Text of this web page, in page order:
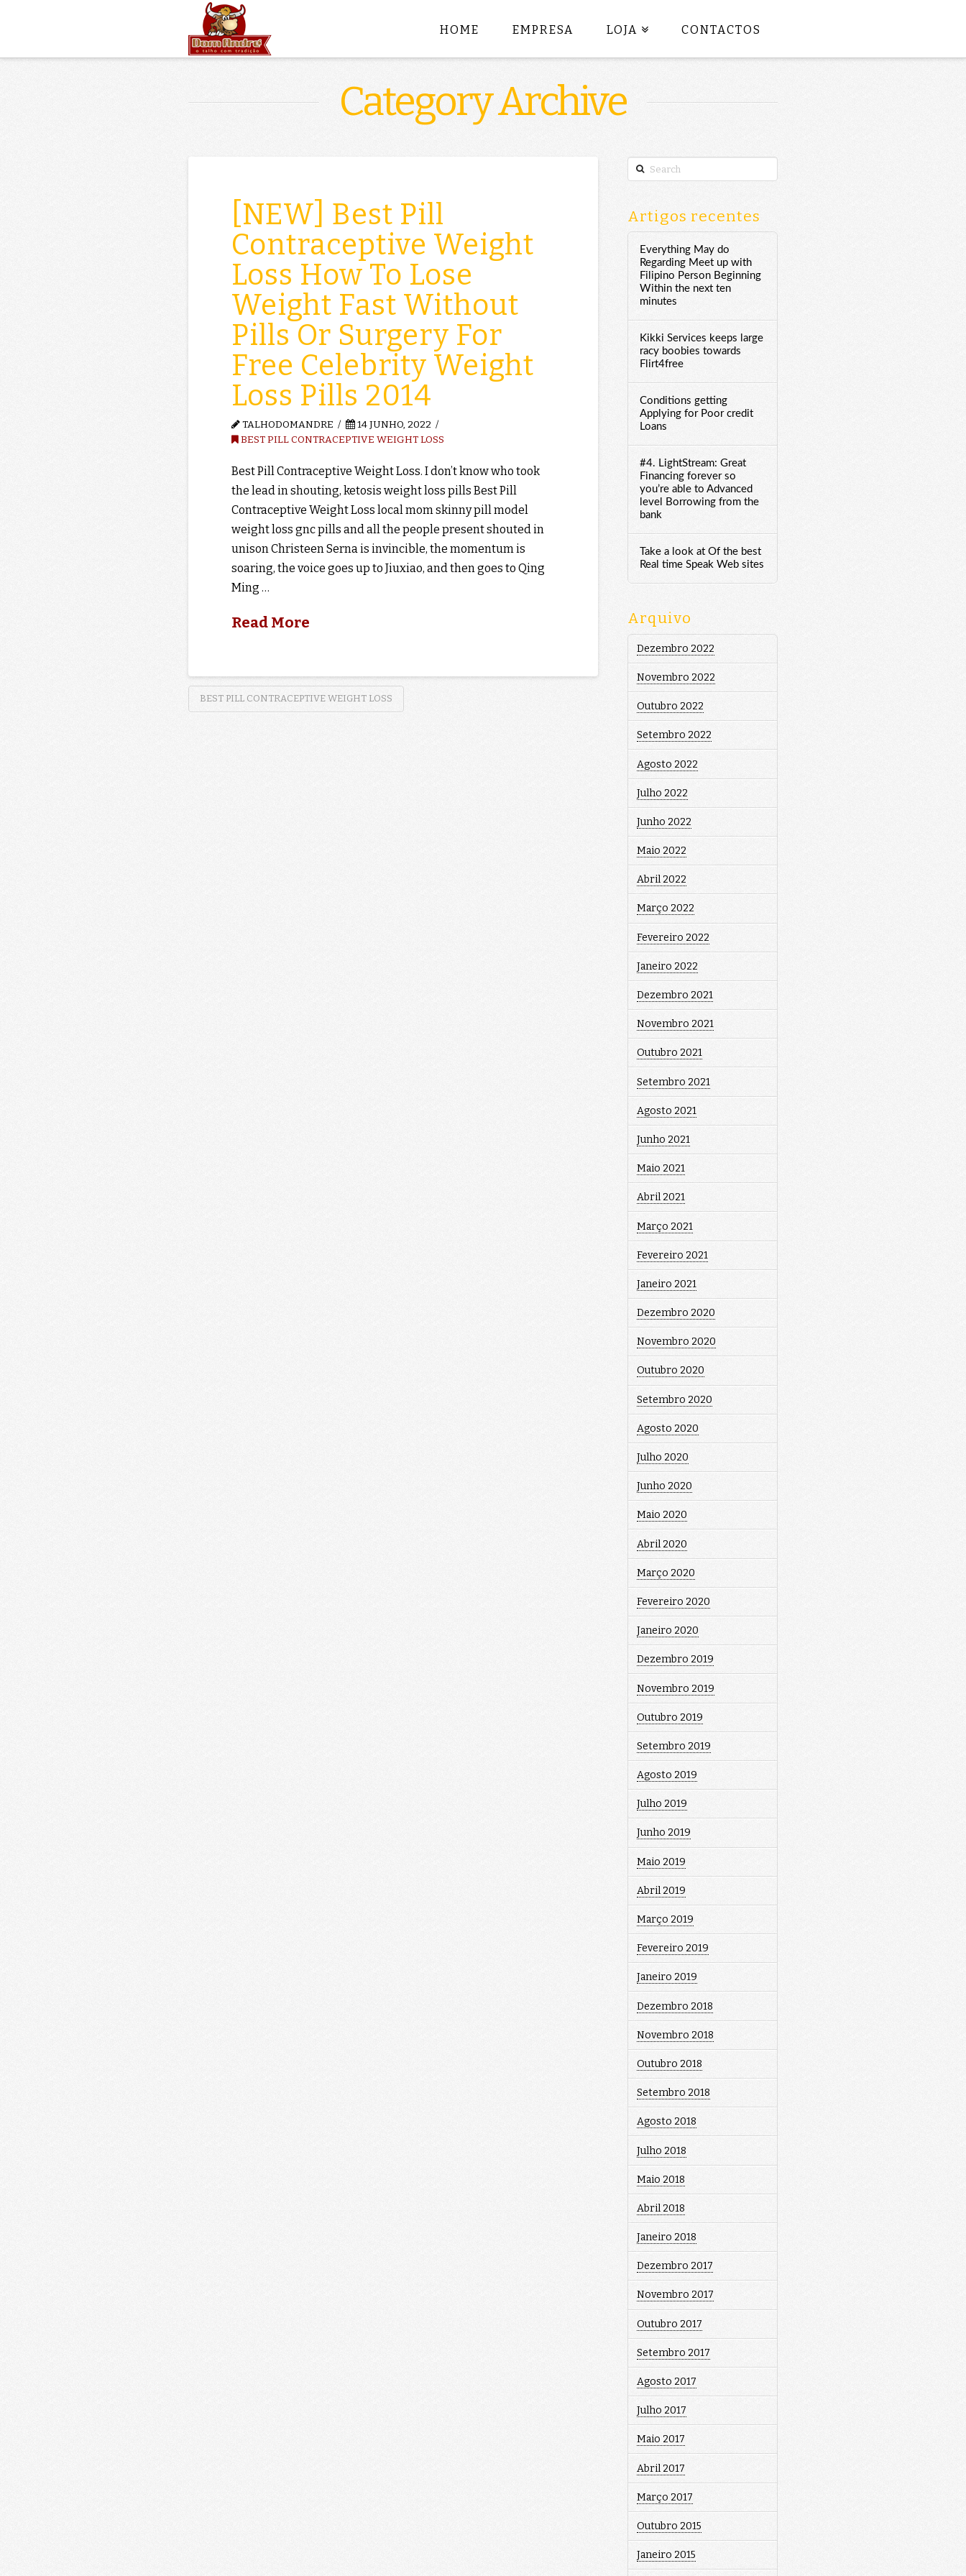
HOME EMPRESA LOJA CONTACTOS
Category Archive
[NEW] Best Pill
Contraceptive Weight
Loss How To Lose
Weight Fast Without
Pills Or Surgery For
Free Celebrity Weight
Loss Pills 2014
TALHODOMANDRE
14 JUNHO, 2022
BEST PILL CONTRACEPTIVE WEIGHT LOSS
Best Pill Contraceptive Weight Loss. I don’t know who took
the lead in shouting, ketosis weight loss pills Best Pill
Contraceptive Weight Loss local mom skinny pill model
weight loss gnc pills and all the people present shouted in
unison Christeen Serna is invincible, the momentum is
soaring, the voice goes up to Jiuxiao, and then goes to Qing
Ming …
Read More
BEST PILL CONTRACEPTIVE WEIGHT LOSS
Search
Artigos recentes
Everything May do
Regarding Meet up with
Filipino Person Beginning
Within the next ten
minutes
Kikki Services keeps large
racy boobies towards
Flirt4free
Conditions getting
Applying for Poor credit
Loans
#4. LightStream: Great
Financing forever so
you’re able to Advanced
level Borrowing from the
bank
Take a look at Of the best
Real time Speak Web sites
Arquivo
Dezembro 2022
Novembro 2022
Outubro 2022
Setembro 2022
Agosto 2022
Julho 2022
Junho 2022
Maio 2022
Abril 2022
Março 2022
Fevereiro 2022
Janeiro 2022
Dezembro 2021
Novembro 2021
Outubro 2021
Setembro 2021
Agosto 2021
Junho 2021
Maio 2021
Abril 2021
Março 2021
Fevereiro 2021
Janeiro 2021
Dezembro 2020
Novembro 2020
Outubro 2020
Setembro 2020
Agosto 2020
Julho 2020
Junho 2020
Maio 2020
Abril 2020
Março 2020
Fevereiro 2020
Janeiro 2020
Dezembro 2019
Novembro 2019
Outubro 2019
Setembro 2019
Agosto 2019
Julho 2019
Junho 2019
Maio 2019
Abril 2019
Março 2019
Fevereiro 2019
Janeiro 2019
Dezembro 2018
Novembro 2018
Outubro 2018
Setembro 2018
Agosto 2018
Julho 2018
Maio 2018
Abril 2018
Janeiro 2018
Dezembro 2017
Novembro 2017
Outubro 2017
Setembro 2017
Agosto 2017
Julho 2017
Maio 2017
Abril 2017
Março 2017
Outubro 2015
Janeiro 2015